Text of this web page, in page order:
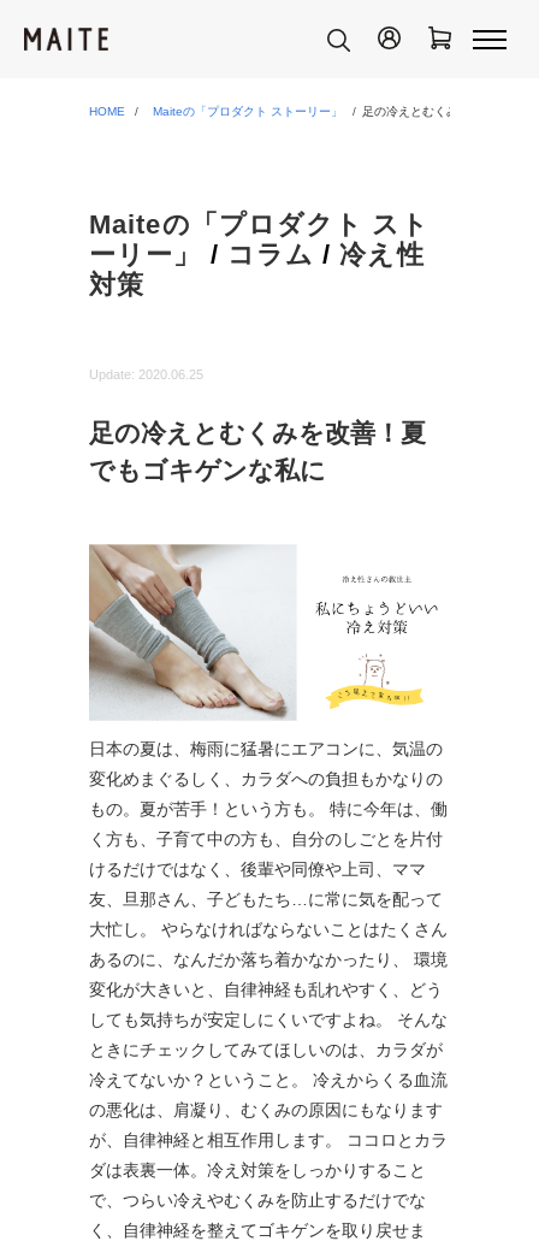
HOME Maiteの「プロダクト ストーリー」 足の冷えとむくみを改善！夏で
Maiteの「プロダクト スト
ーリー」
/ コラム /冷え性
対策
Update: 2020.06.25
足の冷えとむくみを改善！夏
でもゴキゲンな私に
日本の夏は、梅雨に猛暑にエアコンに、気温の
変化めまぐるしく、カラダへの負担もかなりの
もの。夏が苦手！という方も。 特に今年は、働
く方も、子育て中の方も、自分のしごとを片付
けるだけではなく、後輩や同僚や上司、ママ
友、旦那さん、子どもたち…に常に気を配って
大忙し。 やらなければならないことはたくさん
あるのに、なんだか落ち着かなかったり、 環境
変化が大きいと、自律神経も乱れやすく、どう
しても気持ちが安定しにくいですよね。 そんな
ときにチェックしてみてほしいのは、カラダが
冷えてないか？ということ。 冷えからくる血流
の悪化は、肩凝り、むくみの原因にもなります
が、自律神経と相互作用します。 ココロとカラ
ダは表裏一体。冷え対策をしっかりすること
で、つらい冷えやむくみを防止するだけでな
く、自律神経を整えてゴキゲンを取り戻せま